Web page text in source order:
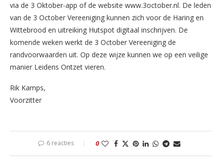
via de 3 Oktober-app of de website www.3october.nl. De leden
van de 3 October Vereeniging kunnen zich voor de Haring en
Wittebrood en uitreiking Hutspot digitaal inschrijven. De
komende weken werkt de 3 October Vereeniging de
randvoorwaarden uit. Op deze wijze kunnen we op een veilige
manier Leidens Ontzet vieren.
Rik Kamps,
Voorzitter
6 reacties 0